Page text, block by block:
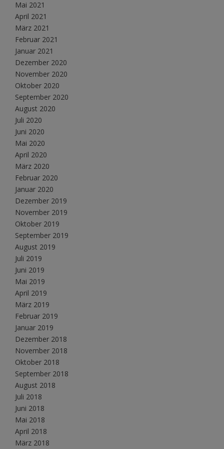
Mai 2021
April 2021
März 2021
Februar 2021
Januar 2021
Dezember 2020
November 2020
Oktober 2020
September 2020
August 2020
Juli 2020
Juni 2020
Mai 2020
April 2020
März 2020
Februar 2020
Januar 2020
Dezember 2019
November 2019
Oktober 2019
September 2019
August 2019
Juli 2019
Juni 2019
Mai 2019
April 2019
März 2019
Februar 2019
Januar 2019
Dezember 2018
November 2018
Oktober 2018
September 2018
August 2018
Juli 2018
Juni 2018
Mai 2018
April 2018
März 2018